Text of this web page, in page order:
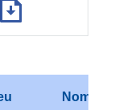
Nom de